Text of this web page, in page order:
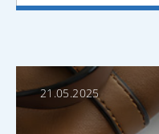
21.05.2025